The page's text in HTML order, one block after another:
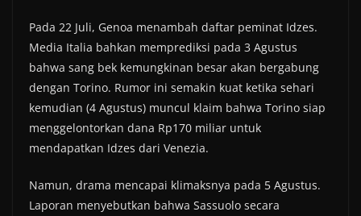
Pada 22 Juli, Genoa menambah daftar peminat Idzes.
Media Italia bahkan memprediksi pada 3 Agustus
bahwa sang bek kemungkinan besar akan bergabung
dengan Torino. Rumor ini semakin kuat ketika sehari
kemudian (4 Agustus) muncul klaim bahwa Torino siap
menggelontorkan dana Rp170 miliar untuk
mendapatkan Idzes dari Venezia.
Namun, drama mencapai klimaksnya pada 5 Agustus.
Laporan menyebutkan bahwa Sassuolo secara